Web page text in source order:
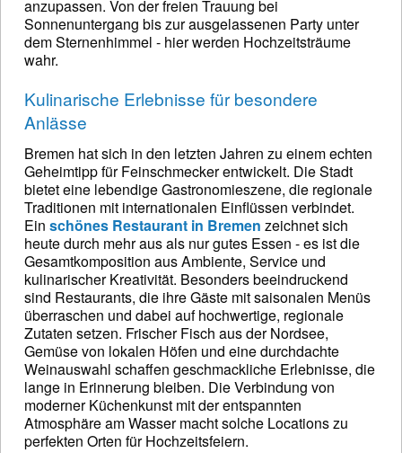
anzupassen. Von der freien Trauung bei
Sonnenuntergang bis zur ausgelassenen Party unter
dem Sternenhimmel - hier werden Hochzeitsträume
wahr.
Kulinarische Erlebnisse für besondere
Anlässe
Bremen hat sich in den letzten Jahren zu einem echten
Geheimtipp für Feinschmecker entwickelt. Die Stadt
bietet eine lebendige Gastronomieszene, die regionale
Traditionen mit internationalen Einflüssen verbindet.
Ein schönes Restaurant in Bremen zeichnet sich
heute durch mehr aus als nur gutes Essen - es ist die
Gesamtkomposition aus Ambiente, Service und
kulinarischer Kreativität. Besonders beeindruckend
sind Restaurants, die ihre Gäste mit saisonalen Menüs
überraschen und dabei auf hochwertige, regionale
Zutaten setzen. Frischer Fisch aus der Nordsee,
Gemüse von lokalen Höfen und eine durchdachte
Weinauswahl schaffen geschmackliche Erlebnisse, die
lange in Erinnerung bleiben. Die Verbindung von
moderner Küchenkunst mit der entspannten
Atmosphäre am Wasser macht solche Locations zu
perfekten Orten für Hochzeitsfeiern.